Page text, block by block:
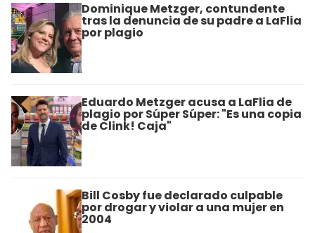
Dominique Metzger, contundente
tras la denuncia de su padre a LaFlia
por plagio
Eduardo Metzger acusa a LaFlia de
plagio por Súper Súper: "Es una copia
de Clink! Caja"
Bill Cosby fue declarado culpable
por drogar y violar a una mujer en
2004